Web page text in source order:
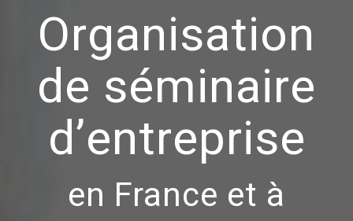
Organisation
de séminaire
d’entreprise
en France et à